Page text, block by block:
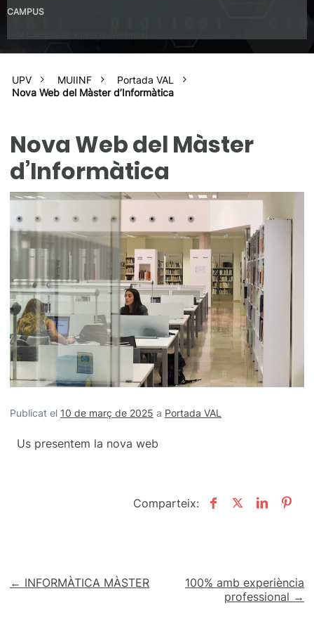
CAMPUS
UPV MUIINF
Portada VAL
Nova Web del Màster d’Informàtica
Nova Web del Màster
d’Informàtica
Publicat el 10 de març de 2025 a Portada VAL
Us presentem la nova web
Comparteix:
Navegació
← INFORMÀTICA MÀSTER
100% amb experiència
professional →